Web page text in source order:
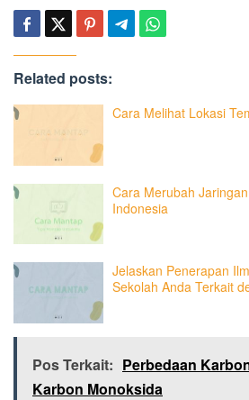
Related posts:
Cara Melihat Lokasi
Cara Merubah
Indonesia
Jelaskan Penerapan
Sekolah Anda Terkait
Pos Terkait: Perbedaan
Karbon Monoksida